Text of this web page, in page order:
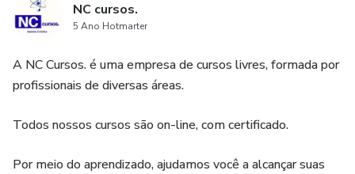
NC cursos.
5 Ano Hotmarter
A NC Cursos. é uma empresa de cursos livres, formada por
profissionais de diversas áreas.
Todos nossos cursos são on-line, com certificado.
Por meio do aprendizado, ajudamos você a alcançar suas